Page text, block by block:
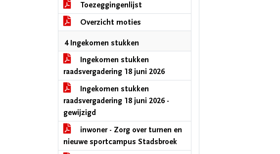
Toezeggingenlijst
Overzicht moties
4 Ingekomen stukken
Ingekomen stukken
raadsvergadering 18 juni 2026
Ingekomen stukken
raadsvergadering 18 juni 2026 -
gewijzigd
inwoner - Zorg over turnen en
nieuwe sportcampus Stadsbroek